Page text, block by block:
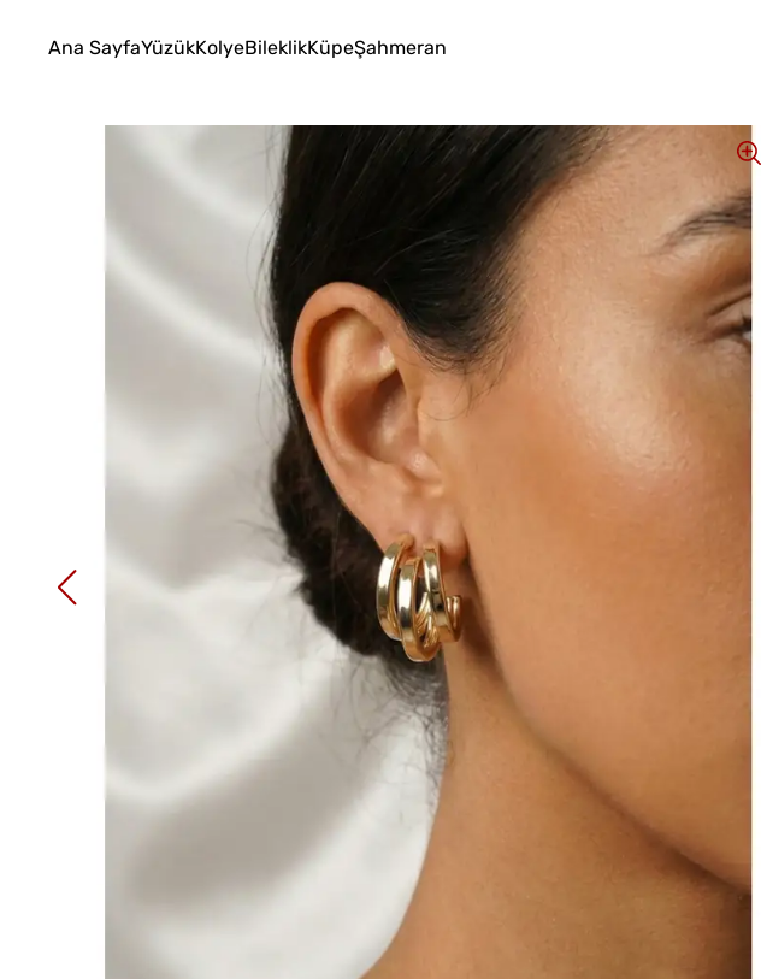
Ana SayfaYüzükKolyeBileklikKüpeŞahmeran